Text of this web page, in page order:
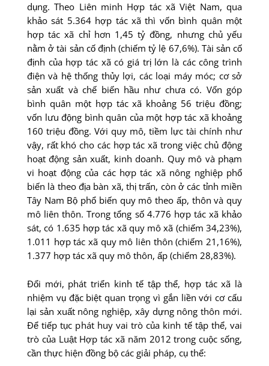
dụng. Theo Liên minh Hợp tác xã Việt Nam, qua
khảo sát 5.364 hợp tác xã thì vốn bình quân một
hợp tác xã chỉ hơn 1,45 tỷ đồng, nhưng chủ yếu
nằm ở tài sản cố định (chiếm tỷ lệ 67,6%). Tài sản cố
định của hợp tác xã có giá trị lớn là các công trình
điện và hệ thống thủy lợi, các loại máy móc; cơ sở
sản xuất và chế biến hầu như chưa có. Vốn góp
bình quân một hợp tác xã khoảng 56 triệu đồng;
vốn lưu động bình quân của một hợp tác xã khoảng
160 triệu đồng. Với quy mô, tiềm lực tài chính như
vậy, rất khó cho các hợp tác xã trong việc chủ động
hoạt động sản xuất, kinh doanh. Quy mô và phạm
vi hoạt động của các hợp tác xã nông nghiệp phổ
biến là theo địa bàn xã, thị trấn, còn ở các tỉnh miền
Tây Nam Bộ phổ biến quy mô theo ấp, thôn và quy
mô liên thôn. Trong tổng số 4.776 hợp tác xã khảo
sát, có 1.635 hợp tác xã quy mô xã (chiếm 34,23%),
1.011 hợp tác xã quy mô liên thôn (chiếm 21,16%),
1.377 hợp tác xã quy mô thôn, ấp (chiếm 28,83%).
Đổi mới, phát triển kinh tế tập thể, hợp tác xã là
nhiệm vụ đặc biệt quan trọng vì gắn liền với cơ cấu
lại sản xuất nông nghiệp, xây dựng nông thôn mới.
Để tiếp tục phát huy vai trò của kinh tế tập thể, vai
trò của Luật Hợp tác xã năm 2012 trong cuộc sống,
cần thực hiện đồng bộ các giải pháp, cụ thể: